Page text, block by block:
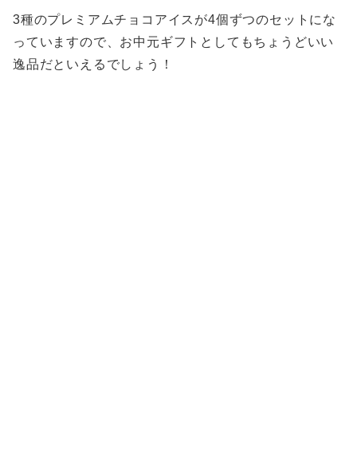
3種のプレミアムチョコアイスが4個ずつのセットにな
っていますので、お中元ギフトとしてもちょうどいい
逸品だといえるでしょう！